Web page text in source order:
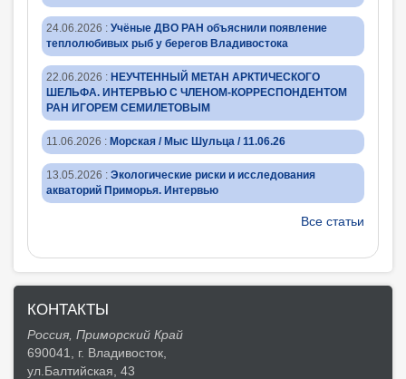
24.06.2026 : Учёные ДВО РАН объяснили появление
теплолюбивых рыб у берегов Владивостока
22.06.2026 : НЕУЧТЕННЫЙ МЕТАН АРКТИЧЕСКОГО
ШЕЛЬФА. ИНТЕРВЬЮ С ЧЛЕНОМ-КОРРЕСПОНДЕНТОМ
РАН ИГОРЕМ СЕМИЛЕТОВЫМ
11.06.2026 : Морская / Мыс Шульца / 11.06.26
13.05.2026 : Экологические риски и исследования
акваторий Приморья. Интервью
Все статьи
КОНТАКТЫ
Россия, Приморский Край
690041, г. Владивосток,
ул.Балтийская, 43